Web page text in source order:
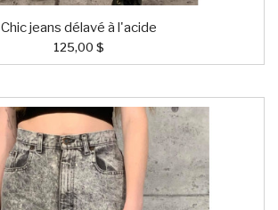
Chic jeans délavé à l'acide
125,00 $